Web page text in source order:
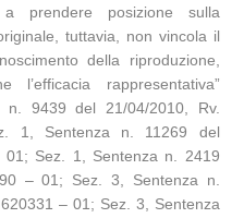
prendere posizione sulla
tuttavia, non vincola il
della riproduzione,
l’efficacia rappresentativa”
9439 del 21/04/2010, Rv.
1, Sentenza n. 11269 del
Sez. 1, Sentenza n. 2419
– 01; Sez. 3, Sentenza n.
– 01; Sez. 3, Sentenza